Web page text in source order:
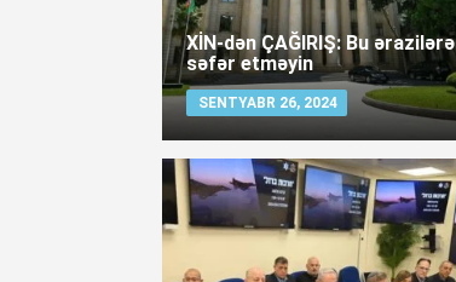
XİN-dən ÇAĞIRIŞ: Bu ərazilərə
səfər etməyin
SENTYABR 26, 2024